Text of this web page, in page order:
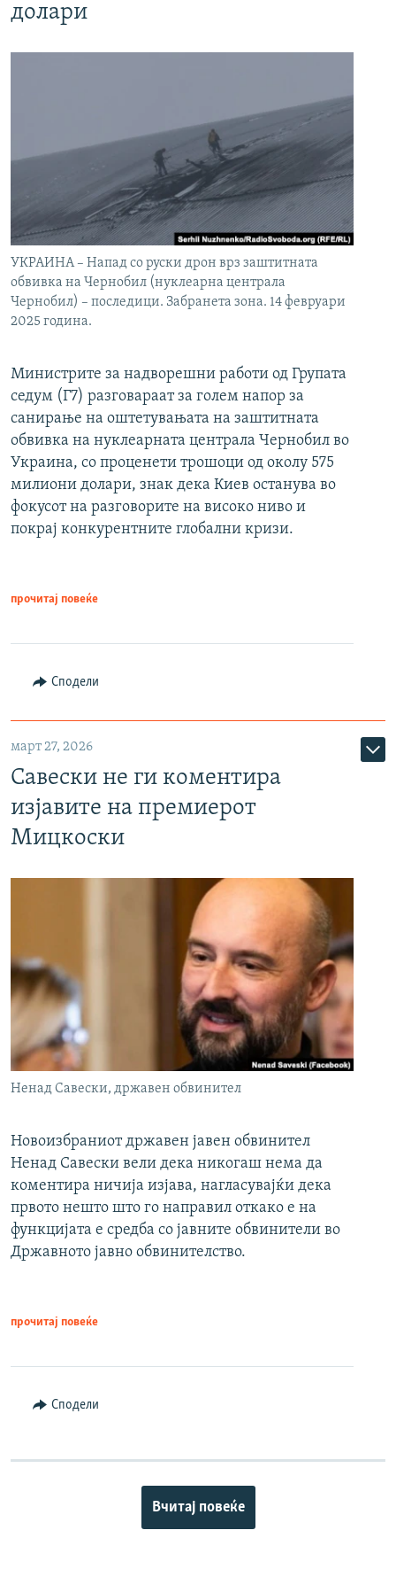
долари
УКРАИНА – Напад со руски дрон врз заштитната
обвивка на Чернобил (нуклеарна централа
Чернобил) – последици. Забранета зона. 14 февруари
2025 година.
Министрите за надворешни работи од Групата
седум (Г7) разговараат за голем напор за
санирање на оштетувањата на заштитната
обвивка на нуклеарната централа Чернобил во
Украина, со проценети трошоци од околу 575
милиони долари, знак дека Киев останува во
фокусот на разговорите на високо ниво и
покрај конкурентните глобални кризи.
прочитај повеќе
Сподели
март 27, 2026
Савески не ги коментира
изјавите на премиерот
Мицкоски
Ненад Савески, државен обвинител
Новоизбраниот државен јавен обвинител
Ненад Савески вели дека никогаш нема да
коментира ничија изјава, нагласувајќи дека
првото нешто што го направил откако е на
функцијата е средба со јавните обвинители во
Државното јавно обвинителство.
прочитај повеќе
Сподели
Вчитај повеќе